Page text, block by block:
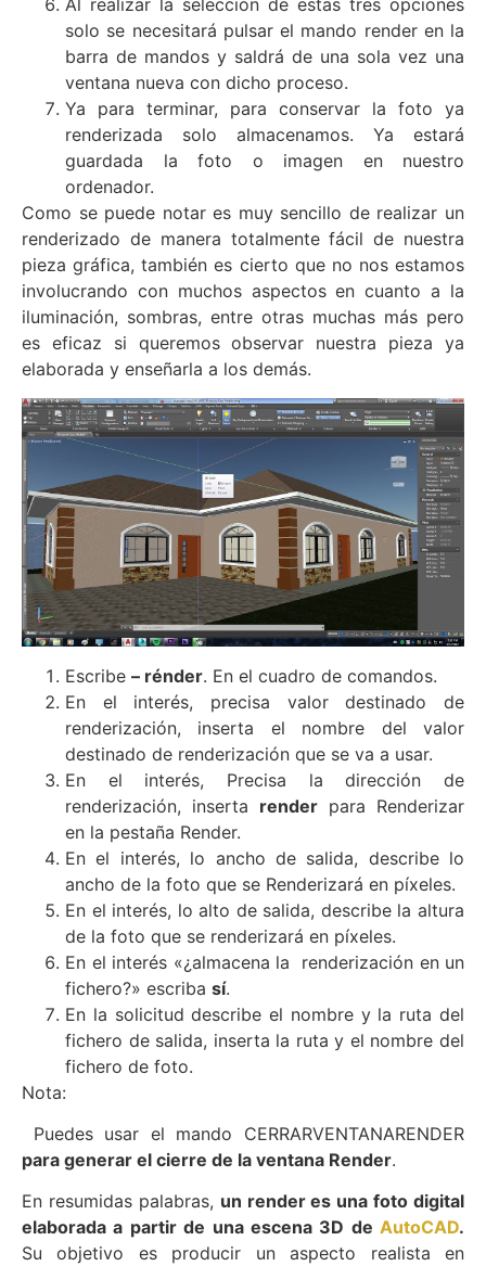
Al realizar la selección de estas tres opciones
solo se necesitará pulsar el mando render en la
barra de mandos y saldrá de una sola vez una
ventana nueva con dicho proceso.
Ya para terminar, para conservar la foto ya
renderizada solo almacenamos. Ya estará
guardada la foto o imagen en nuestro
ordenador.
Como se puede notar es muy sencillo de realizar un
renderizado de manera totalmente fácil de nuestra
pieza gráfica, también es cierto que no nos estamos
involucrando con muchos aspectos en cuanto a la
iluminación, sombras, entre otras muchas más pero
es eficaz si queremos observar nuestra pieza ya
elaborada y enseñarla a los demás.
Escribe – rénder. En el cuadro de comandos.
En el interés, precisa valor destinado de
renderización, inserta el nombre del valor
destinado de renderización que se va a usar.
En el interés, Precisa la dirección de
renderización, inserta render para Renderizar
en la pestaña Render.
En el interés, lo ancho de salida, describe lo
ancho de la foto que se Renderizará en píxeles.
En el interés, lo alto de salida, describe la altura
de la foto que se renderizará en píxeles.
En el interés «¿almacena la renderización en un
fichero?» escriba sí.
En la solicitud describe el nombre y la ruta del
fichero de salida, inserta la ruta y el nombre del
fichero de foto.
Nota:
Puedes usar el mando CERRARVENTANARENDER
para generar el cierre de la ventana Render.
En resumidas palabras, un render es una foto digital
elaborada a partir de una escena 3D de AutoCAD.
Su objetivo es producir un aspecto realista en